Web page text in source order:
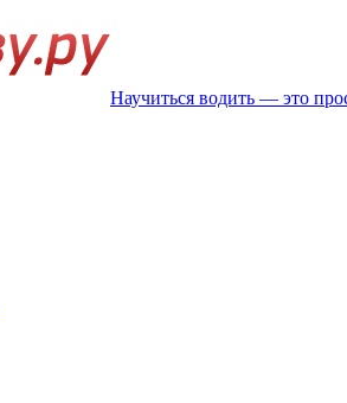
Научиться водить — это